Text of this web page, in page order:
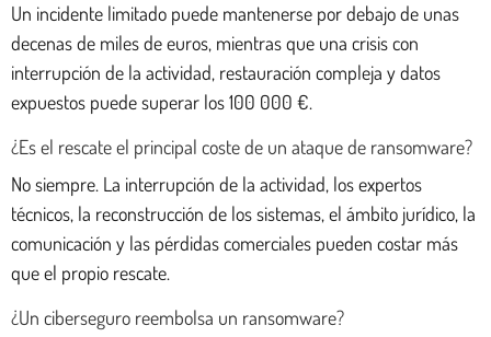
Un incidente limitado puede mantenerse por debajo de unas
decenas de miles de euros, mientras que una crisis con
interrupción de la actividad, restauración compleja y datos
expuestos puede superar los 100 000 €.
¿Es el rescate el principal coste de un ataque de ransomware?
No siempre. La interrupción de la actividad, los expertos
técnicos, la reconstrucción de los sistemas, el ámbito jurídico, la
comunicación y las pérdidas comerciales pueden costar más
que el propio rescate.
¿Un ciberseguro reembolsa un ransomware?